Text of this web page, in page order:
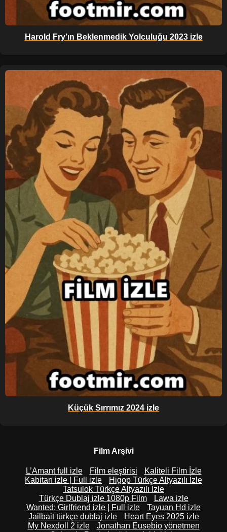
Harold Fry’ın Beklenmedik Yolculuğu 2023 izle
Küçük Sırrımız 2024 izle
Film Arşivi
L’Amant full izle Film eleştirisi
Kaliteli Film İzle
Kabitan izle | Full izle
Higop Türkçe Altyazılı İzle
Tatsulok Türkçe Altyazılı İzle
Türkçe Dublaj izle 1080p Film
Lawa izle
Wanted: Girlfriend izle | Full izle
Tayuan Hd izle
Jailbait türkçe dublaj izle
Heart Eyes 2025 izle
My Nexdoll 2 izle
Jonathan Eusebio yönetmen